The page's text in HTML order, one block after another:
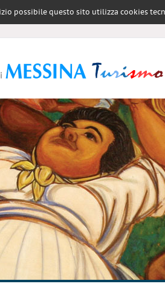
possibile questo sito utilizza cookies
conformità